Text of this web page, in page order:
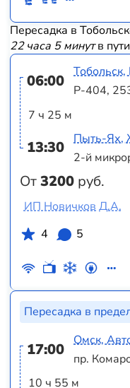
Пересадка в
22 часа 5 минутв пути
06:00
7 ч 25 м
13:30
От3200 руб.
Р-404,
Пыть-Ях,
2-й
ИП Новичков Д.А.
4
5
Пересадка в
17:00
10 ч 55 м
Омск,
пр.